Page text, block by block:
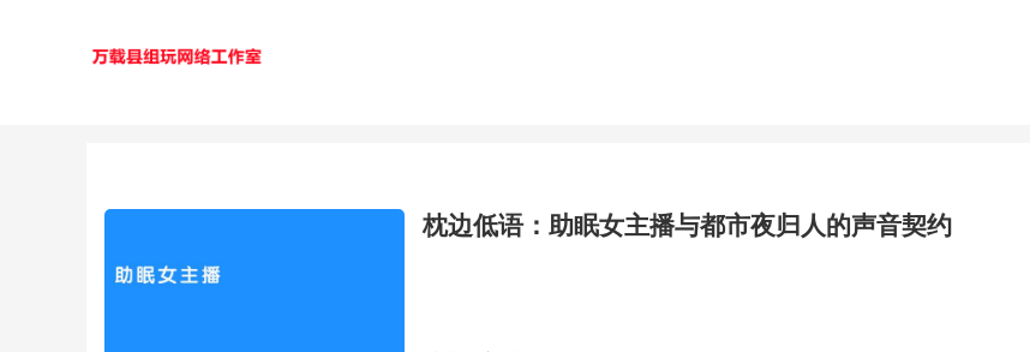
枕边低语：助眠女主播与都市夜归人的声音契约